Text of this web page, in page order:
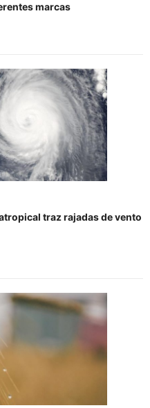
marcas
traz rajadas de vento